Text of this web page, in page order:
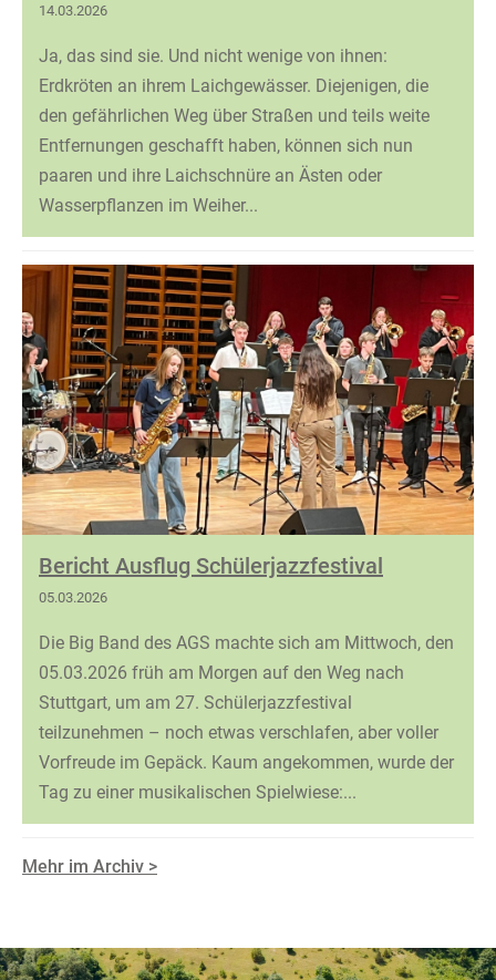
14.03.2026
Ja, das sind sie. Und nicht wenige von ihnen:
Erdkröten an ihrem Laichgewässer. Diejenigen, die
den gefährlichen Weg über Straßen und teils weite
Entfernungen geschafft haben, können sich nun
paaren und ihre Laichschnüre an Ästen oder
Wasserpflanzen im Weiher...
Bericht Ausflug Schülerjazzfestival
05.03.2026
Die Big Band des AGS machte sich am Mittwoch, den
05.03.2026 früh am Morgen auf den Weg nach
Stuttgart, um am 27. Schülerjazzfestival
teilzunehmen – noch etwas verschlafen, aber voller
Vorfreude im Gepäck. Kaum angekommen, wurde der
Tag zu einer musikalischen Spielwiese:...
Mehr im Archiv >